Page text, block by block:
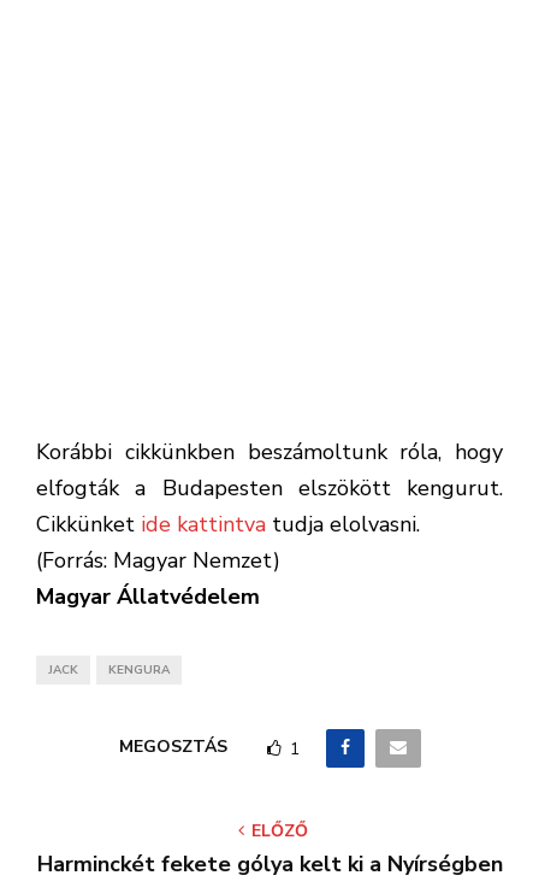
Korábbi cikkünkben beszámoltunk róla, hogy
elfogták a Budapesten elszökött kengurut.
Cikkünket ide kattintva tudja elolvasni.
(Forrás: Magyar Nemzet)
Magyar Állatvédelem
JACK KENGURA
MEGOSZTÁS 1
ELŐZŐ
Harminckét fekete gólya kelt ki a Nyírségben